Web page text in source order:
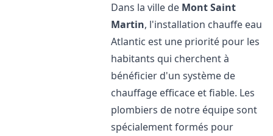
Dans la ville de Mont Saint
Martin, l'installation chauffe eau
Atlantic est une priorité pour les
habitants qui cherchent à
bénéficier d'un système de
chauffage efficace et fiable. Les
plombiers de notre équipe sont
spécialement formés pour